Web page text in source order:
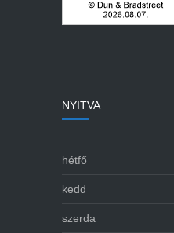
NYITVA
hétfő
kedd
szerda